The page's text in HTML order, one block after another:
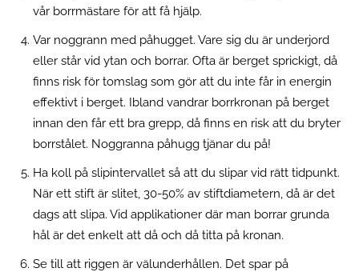
vår borrmästare för att få hjälp.
Var noggrann med påhugget. Vare sig du är underjord
eller står vid ytan och borrar. Ofta är berget sprickigt, då
finns risk för tomslag som gör att du inte får in energin
effektivt i berget. Ibland vandrar borrkronan på berget
innan den får ett bra grepp, då finns en risk att du bryter
borrstålet. Noggranna påhugg tjänar du på!
Ha koll på slipintervallet så att du slipar vid rätt tidpunkt.
När ett stift är slitet, 30-50% av stiftdiametern, då är det
dags att slipa. Vid applikationer där man borrar grunda
hål är det enkelt att då och då titta på kronan.
Se till att riggen är välunderhållen. Det spar på